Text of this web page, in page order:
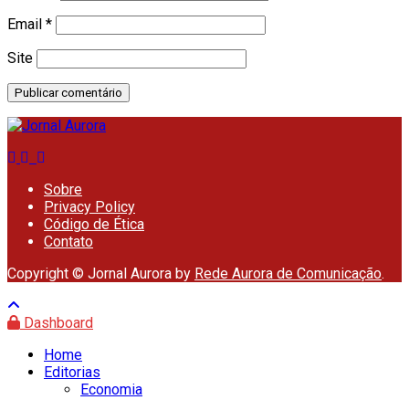
Email *
Site
Sobre
Privacy Policy
Código de Ética
Contato
Copyright © Jornal Aurora by Rede Aurora de Comunicação.
Dashboard
Home
Editorias
Economia